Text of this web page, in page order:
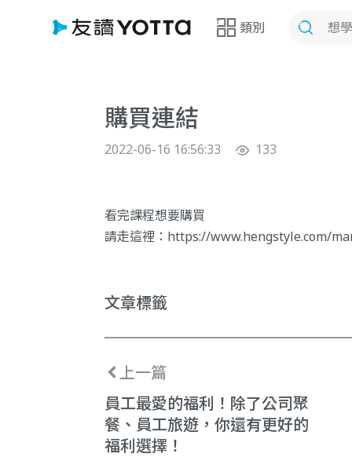
類別
購買連結
2022-06-16 16:56:33 133
看完課程想要購買
請走這裡： https://www.hengstyle.com/
文章標籤
上一篇
員工最愛的福利！除了公司聚
餐、員工旅遊，你還有更好的
福利選擇！